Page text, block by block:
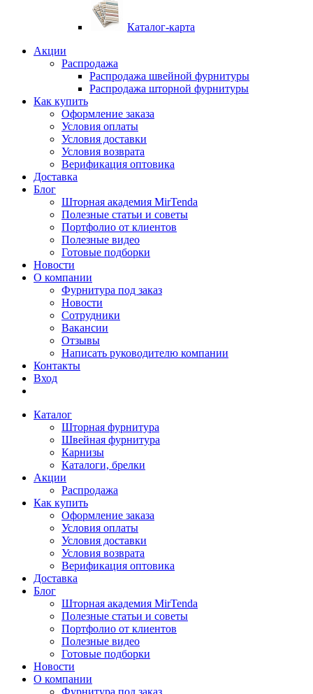
Каталог-карта
Акции
Распродажа
Распродажа швейной фурнитуры
Распродажа шторной фурнитуры
Как купить
Оформление заказа
Условия оплаты
Условия доставки
Условия возврата
Верификация оптовика
Доставка
Блог
Шторная академия MirTenda
Полезные статьи и советы
Портфолио от клиентов
Полезные видео
Готовые подборки
Новости
О компании
Фурнитура под заказ
Новости
Сотрудники
Вакансии
Отзывы
Написать руководителю компании
Контакты
Вход
Каталог
Шторная фурнитура
Швейная фурнитура
Карнизы
Каталоги, брелки
Акции
Распродажа
Как купить
Оформление заказа
Условия оплаты
Условия доставки
Условия возврата
Верификация оптовика
Доставка
Блог
Шторная академия MirTenda
Полезные статьи и советы
Портфолио от клиентов
Полезные видео
Готовые подборки
Новости
О компании
Фурнитура под заказ